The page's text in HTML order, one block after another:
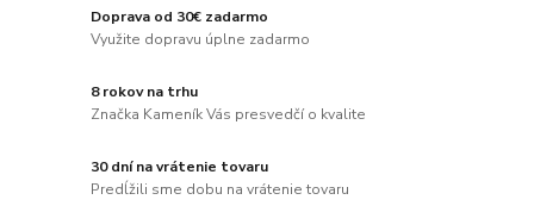
Doprava od 30€ zadarmo
Využite dopravu úplne zadarmo
8 rokov na trhu
Značka Kameník Vás presvedčí o kvalite
30 dní na vrátenie tovaru
Predĺžili sme dobu na vrátenie tovaru